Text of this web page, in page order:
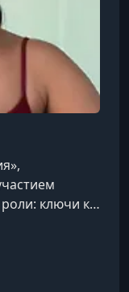
ключи к
изданной в
автор более
и